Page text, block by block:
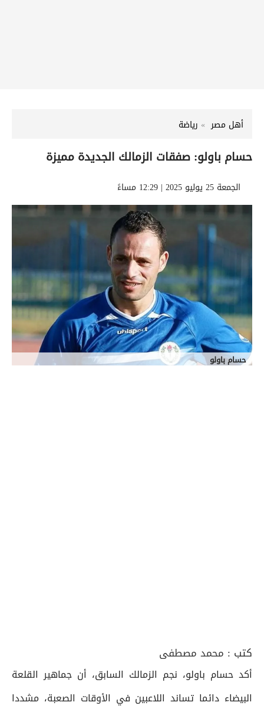
أهل مصر رياضة
حسام باولو: صفقات الزمالك الجديدة مميزة
الجمعة 25 يوليو 2025 | 12:29 مساءً
حسام باولو
كتب : محمد مصطفى
أكد حسام باولو، نجم الزمالك السابق، أن جماهير القلعة
البيضاء دائما تساند اللاعبين في الأوقات الصعبة، مشددا